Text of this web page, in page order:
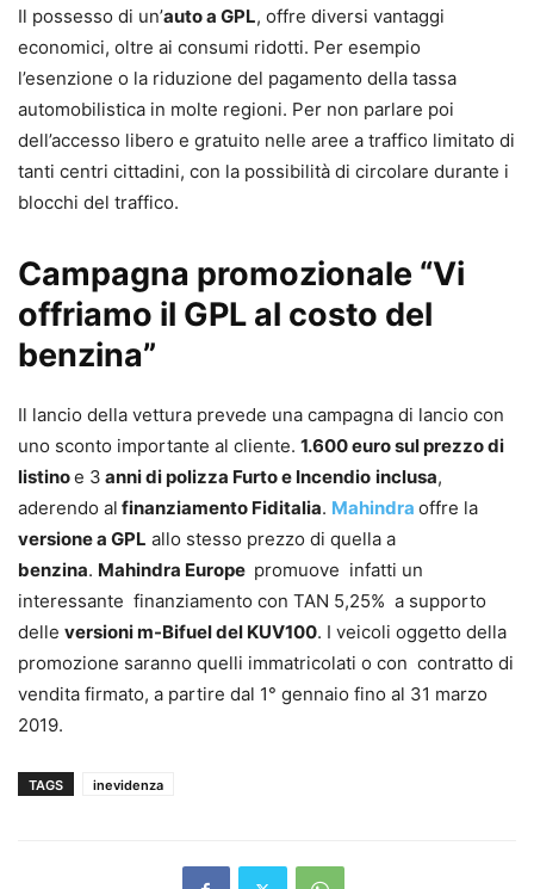
Il possesso di un’auto a GPL, offre diversi vantaggi
economici, oltre ai consumi ridotti. Per esempio
l’esenzione o la riduzione del pagamento della tassa
automobilistica in molte regioni. Per non parlare poi
dell’accesso libero e gratuito nelle aree a traffico limitato di
tanti centri cittadini, con la possibilità di circolare durante i
blocchi del traffico.
Campagna promozionale “Vi
offriamo il GPL al costo del
benzina”
Il lancio della vettura prevede una campagna di lancio con
uno sconto importante al cliente. 1.600 euro sul prezzo di
listinoe 3 anni di polizza Furto e Incendio inclusa,
aderendo al finanziamento Fiditalia. Mahindra offre la
versione a GPL allo stesso prezzo di quella a
benzina. Mahindra Europe promuove infatti un
interessante finanziamento con TAN 5,25% a supporto
delle versioni m-Bifuel del KUV100. I veicoli oggetto della
promozione saranno quelli immatricolati o con contratto di
vendita firmato, a partire dal 1° gennaio fino al 31 marzo
2019.
TAGS inevidenza